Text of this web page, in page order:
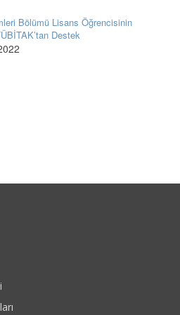
Bölümü Lisans Öğrencisinin
Destek